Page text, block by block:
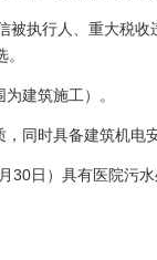
被执行人、重大税
建筑施工）。
同时具备建筑机电
日）具有医院污